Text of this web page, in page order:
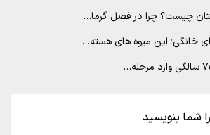
چیست؟ چرا در فصل گرما…
خانگی؛ این میوه های هسته…
شما بنویسید